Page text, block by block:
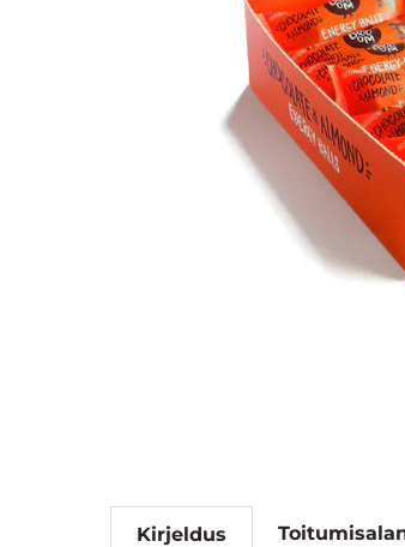
Kirjeldus